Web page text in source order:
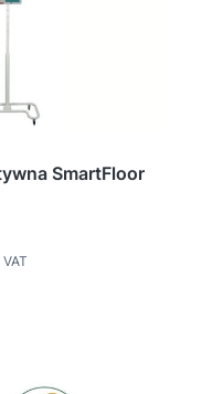
SmartFloor